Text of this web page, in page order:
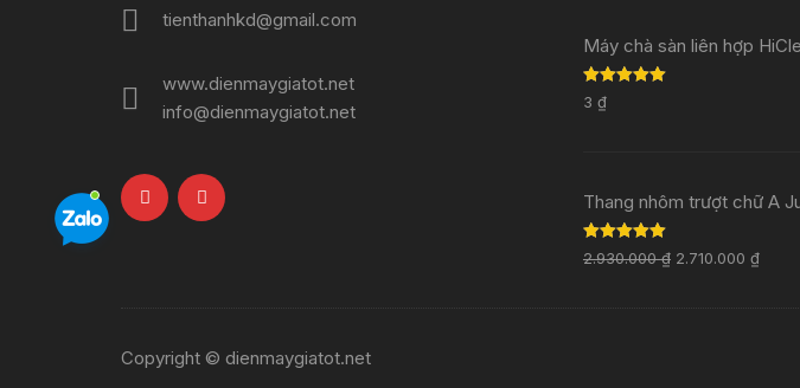
tienthanhkd@gmail.com
www.dienmaygiatot.net
info@dienmaygiatot.net
Máy chà sàn liên hợp
Rated
out of 5
3 ₫
Thang nhôm trượt chữ A
Rated 5.00
out of 5
2.930.000₫ 2.710.000 ₫
Copyright © dienmaygiatot.net